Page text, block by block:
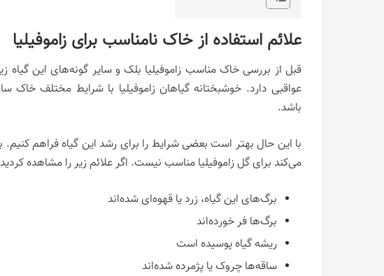
علائم استفاده از خاک نامناسب برای زاموفیلیا
قبل از بررسی خاک مناسب زاموفیلیا بلک و سایر گونه‌های این گیاه
عواقبی دارد. خوشبختانه گیاهان زاموفیلیا با شرایط مختلف خاک
باشد.
با این حال بهتر است بعضی شرایط را برای رشد این گیاه فراهم
می‌کند برای گل زاموفیلیا مناسب نیست. اگر علائم زیر را مشاهده
برگ‌های این گیاه، زرد یا قهوه‌ای شده‌اند
برگ‌ها فر خورده‌اند
ریشه گیاه پوسیده است
ساقه‌ها چروک یا پژمرده شده‌اند